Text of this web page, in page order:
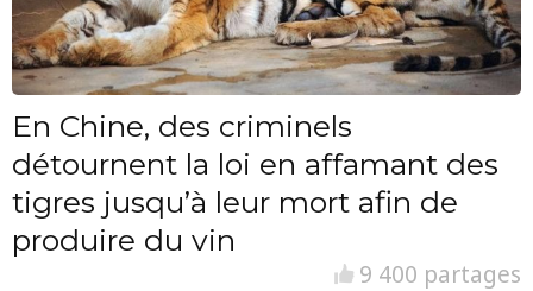
En Chine, des criminels
détournent la loi en affamant des
tigres jusqu’à leur mort afin de
produire du vin
9 400 partages